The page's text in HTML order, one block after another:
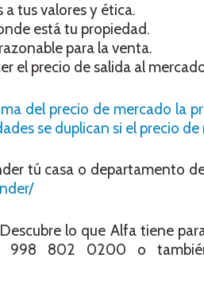
a tus valores y ética.
está tu propiedad.
para la venta.
el precio de salida al
del precio de mercado la
se duplican si el precio
tú casa o departamento
lo que Alfa tiene
998 802 0200 o